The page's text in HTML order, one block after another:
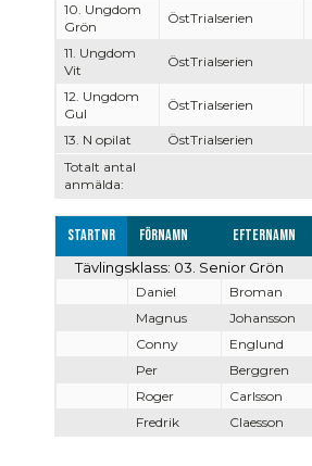
Totalt antal
anmälda:
10. Ungdom
Grön
ÖstTrialserien
11. Ungdom
Vit
ÖstTrialserien
12. Ungdom
Gul
ÖstTrialserien
13. N opilat ÖstTrialserien
Startnr Förnamn Efternamn
Tävlingsklass: 03. Senior Grön
Daniel Broman
Magnus
Johansson
Conny
Englund
Per
Berggren
Roger
Carlsson
Fredrik
Claesson